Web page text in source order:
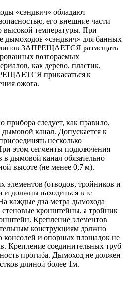
«сэндвич» обладают
его внешние части
высокой температуры. При
дымоходов «сэндвич» для банных
ЗАПРЕЩАЕТСЯ размещать
возгораемых
как дерево, пластик,
прикасаться к
ожога.
прибора следует, как правило,
дымовой канал. Допускается к
несколько
этом сегменты подключения
в дымовой канал обязательно
высоте (не менее 0,7 м).
элементов (отводов, тройников и
и должны находиться вне
каждые два метра дымохода
стеновые кронштейны, а тройник
Крепление элементов
конструкциям должно
консолей и опорных площадок не
Крепление соединительных труб
прогиба. Дымоход не должен
длиной более 1м.